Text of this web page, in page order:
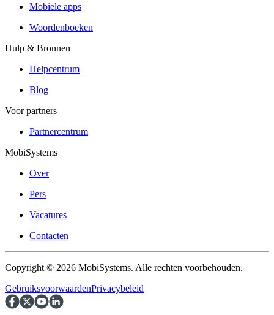
Mobiele apps
Woordenboeken
Hulp & Bronnen
Helpcentrum
Blog
Voor partners
Partnercentrum
MobiSystems
Over
Pers
Vacatures
Contacten
Copyright © 2026 MobiSystems. Alle rechten voorbehouden.
GebruiksvoorwaardenPrivacybeleid